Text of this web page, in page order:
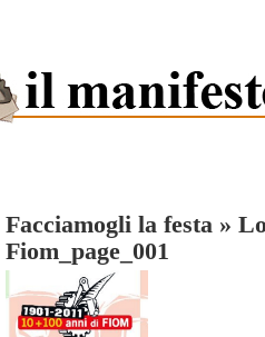
Facciamogli la festa »
Fiom_page_001